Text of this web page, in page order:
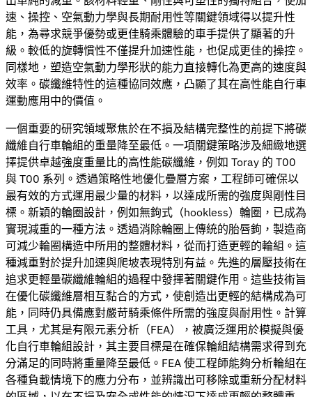
速、操控、空氣動力學與長期耐用性等關鍵領域得以提升性
能，為尋求競爭優勢或更佳騎乘體驗的車手提供了顯著的升
級。較低的旋轉慣性不僅提升加速性能，也促成更佳的操控。
同樣地，塑造空氣動力學形狀的能力直接轉化為更高的速度與
效率。碳纖維特性的這種協同效應，凸顯了其在高性能自行車
運動應用中的價值。
一個重要的研究領域聚焦於在不損及結構完整性的前提下將碳
纖維自行車輪組的重量降至最低。一項關鍵策略涉及細緻地選
擇提供卓越強度重量比的高性能碳纖維，例如 Toray 的 T00
與 T00 系列。透過策略性地優化疊層方案，工程師可確保以
最有效的方式運用最少量的材料，以達成所需的強度與剛性目
標。新穎的輪圈設計，例如無鉤式（hookless）輪圈，已成為
實現減重的一種方法。透過消除輪圈上傳統的胎唇鉤，製造商
可減少輪圈構造中所用的整體材料，從而打造更輕的輪組。這
種減重對於提升加速與爬坡表現特別有益。先進的層壓技術在
追求更輕量碳纖維輪組的過程中發揮著關鍵作用。這些技術旨
在優化碳纖維層相互黏合的方式，使創造出更輕的結構成為可
能，同時仍具備應對嚴苛騎乘條件所需的強度與耐用性。計算
工具，尤其是有限元素分析（FEA），被廣泛運用於模擬與優
化自行車輪組設計，其主要目標是在確保輪組結構需求得到充
分滿足的同時將重量降至最低。FEA 使工程師能夠分析輪組在
各種負載情境下的應力分布，並辨識出可移除或重新分配材料